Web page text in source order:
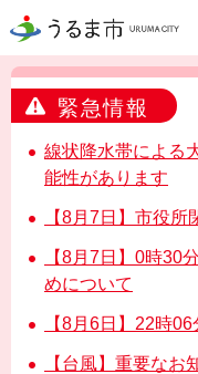
うるま市
緊急情報
線状降水帯による
能性があります
【8月7日】市役所
【8月7日】0時30
めについて
【8月6日】22時
【台風】重要な